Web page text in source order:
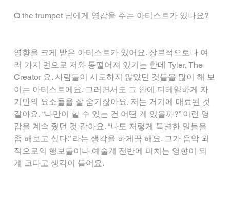
Q the trumpet 님에게 영감을 주는 아티스트가 있나요?
영향을 크게 받은 아티스트가 있어요. 장르적으로나 여
러 가지 면으로 저와 동떨어져 있기는 한데 Tyler, The
Creator 요. 사람들이 시도하지 않았던 것들을 많이 해 보
이는 아티스트에요. 그러면서도 그 안에 디테일하게 자
기만의 요소들을 잘 숨기잖아요. 저는 거기에 매료된 것
같아요. “나만이 할 수 있는 건 어떤 게 있을까?” 이런 영
감을 계속 줬던 것 같아요. “나도 저렇게 특별한 일들을
좀 해보고 싶다.” 라는 생각을 하게끔 해요. 그가 음악 외
적으로의 행보들이나 예술계 전반에 미치는 영향이 되
게 크다고 생각이 들어요.